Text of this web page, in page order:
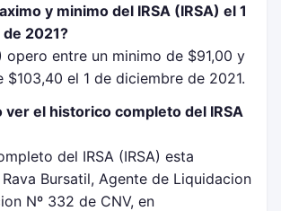
y minimo del IRSA (IRSA) el 1
2021?
opero entre un minimo de $91,00 y
$103,40 el 1 de diciembre de 2021.
ver el historico completo del IRSA
del IRSA (IRSA) esta
Bursatil, Agente de Liquidacion
Nº 332 de CNV, en